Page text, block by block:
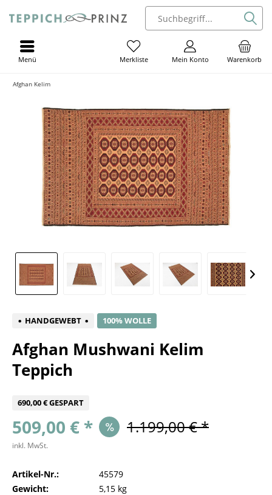
Warenkorb
Mein Konto
Merkliste
Menü
Afghan Kelim
HANDGEWEBT 100% WOLLE
Afghan Mushwani Kelim
Teppich
690,00 € GESPART
509,00 € * 1.199,00 € *
inkl. MwSt.
Artikel-Nr.:
45579
Gewicht:
5,15 kg